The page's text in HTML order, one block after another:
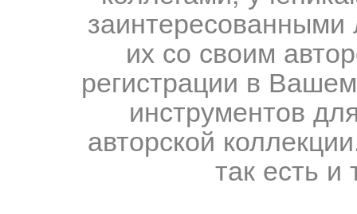
их со своим
регистрации в
инструментов
авторской
так есть и